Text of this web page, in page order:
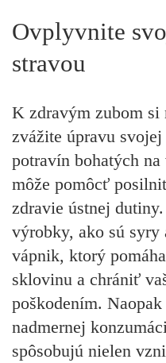
Ovplyvnite
stravou
K zdravým zubom si
zvážite úpravu
potravín bohatých
môže pomôcť
zdravie ústnej
výrobky, ako sú syry
vápnik, ktorý
sklovinu a chrániť
poškodením.
nadmernej
spôsobujú nielen